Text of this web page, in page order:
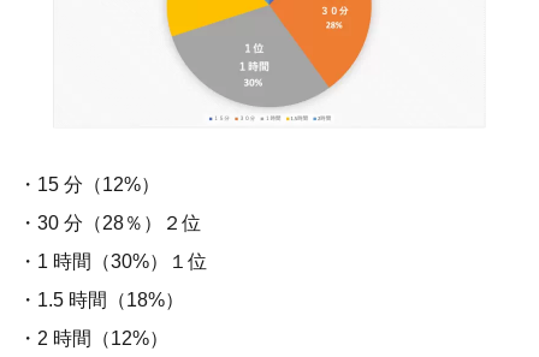
・15 分（12%）
・30 分（28％）２位
・1 時間（30%）１位
・1.5 時間（18%）
・2 時間（12%）